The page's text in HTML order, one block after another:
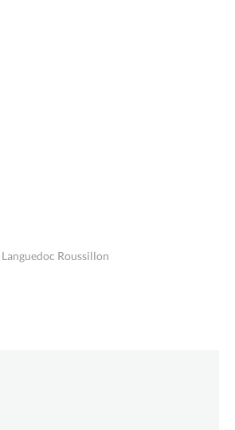
Languedoc Roussillon